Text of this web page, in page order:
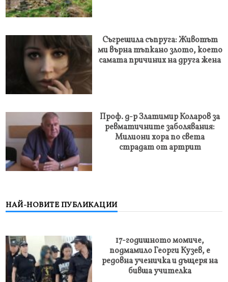
Съгрешила съпруга: Животът
ми върна тъпкано злото, което
самата причиних на друга жена
Проф. д-р Златимир Коларов за
ревматичните заболявания:
Милиони хора по света
страдат от артрит
НАЙ-НОВИТЕ ПУБЛИКАЦИИ
17-годишното момиче,
подмамило Георги Кузев, е
редовна ученичка и дъщеря на
бивша учителка